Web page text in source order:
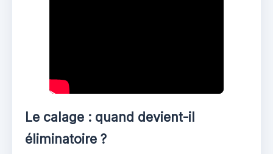
Le calage : quand devient-il
éliminatoire ?